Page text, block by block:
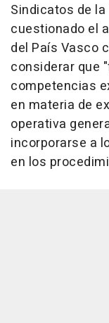
Sindicatos de
cuestionado el
del País Vasco
considerar que
competencias
en materia de
operativa
incorporarse a
en los